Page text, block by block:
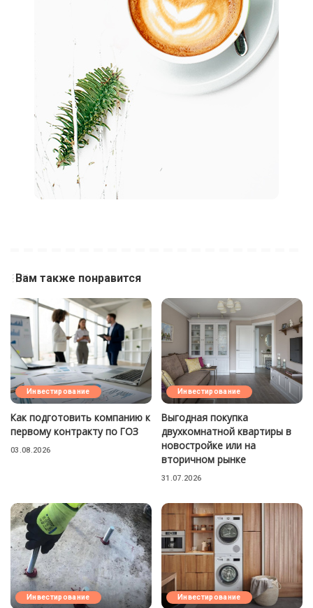
Вам также понравится
Инвестирование
Как подготовить компанию к
первому контракту по ГОЗ
03.08.2026
Инвестирование
Выгодная покупка
двухкомнатной квартиры в
новостройке или на
вторичном рынке
31.07.2026
Инвестирование Инвестирование